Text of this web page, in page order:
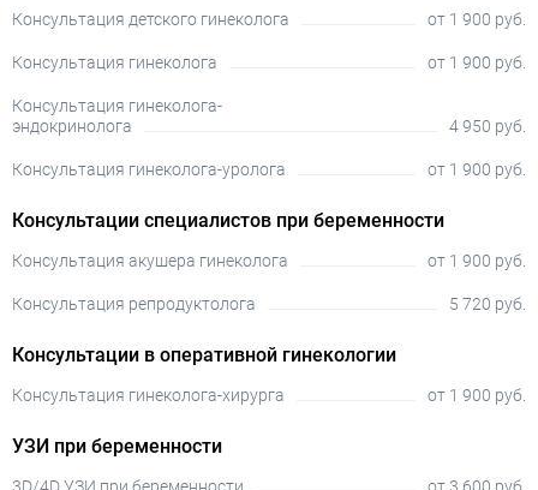
Консультация детского гинеколога от 1 900 руб.
Консультация гинеколога от 1 900 руб.
Консультация гинеколога-
эндокринолога
4 950 руб.
Консультация гинеколога-уролога от 1 900 руб.
Консультации специалистов при беременности
Консультация акушера гинеколога от 1 900 руб.
Консультация репродуктолога 5 720 руб.
Консультации в оперативной гинекологии
Консультация гинеколога-хирурга от 1 900 руб.
УЗИ при беременности